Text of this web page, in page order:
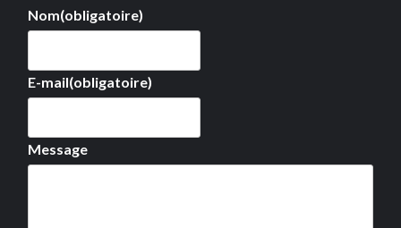
Nom(obligatoire)
E-mail(obligatoire)
Message